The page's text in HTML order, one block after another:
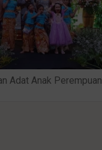
Adat Anak Perempuan